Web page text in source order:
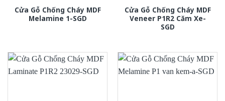
Cửa Gỗ Chống Cháy MDF
Melamine 1-SGD
Cửa Gỗ Chống Cháy MDF
Veneer P1R2 Căm Xe-
SGD